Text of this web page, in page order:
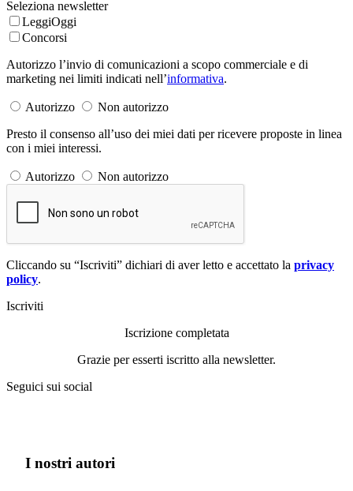
Seleziona newsletter
LeggiOggi
Concorsi
Autorizzo l’invio di comunicazioni a scopo commerciale e di
marketing nei limiti indicati nell’informativa.
Autorizzo
Non autorizzo
Presto il consenso all’uso dei miei dati per ricevere proposte in linea
con i miei interessi.
Autorizzo Non autorizzo
Cliccando su “Iscriviti” dichiari di aver letto e accettato la privacy
policy.
Iscriviti
Iscrizione completata
Grazie per esserti iscritto alla newsletter.
Seguici sui social
I nostri autori